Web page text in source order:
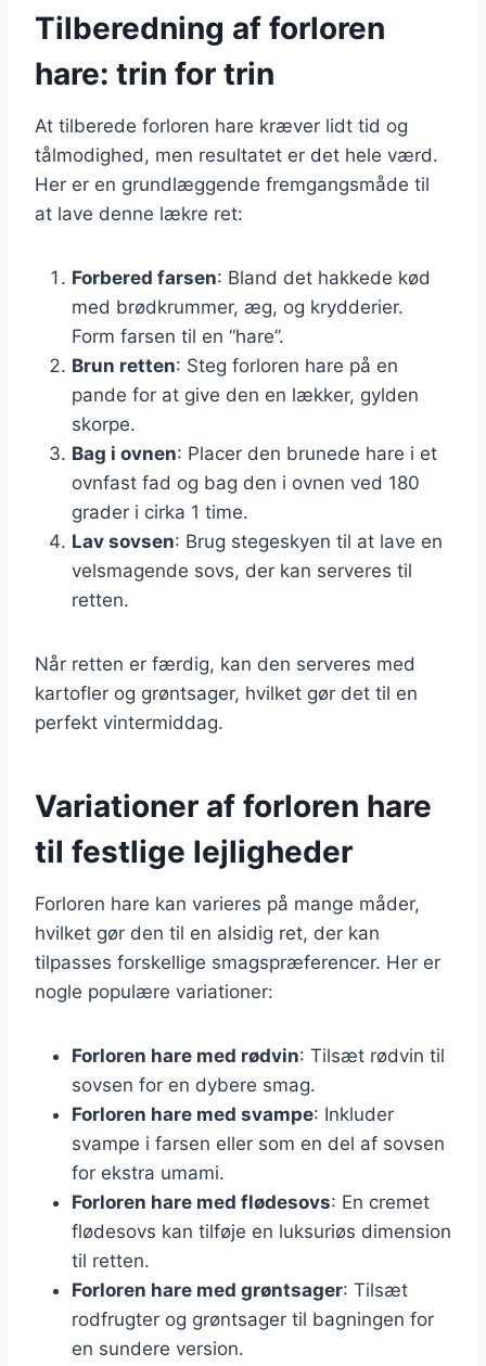
Tilberedning af forloren
hare: trin for trin
At tilberede forloren hare kræver lidt tid og
tålmodighed, men resultatet er det hele værd.
Her er en grundlæggende fremgangsmåde til
at lave denne lækre ret:
Forbered farsen: Bland det hakkede kød
med brødkrummer, æg, og krydderier.
Form farsen til en “hare”.
Brun retten: Steg forloren hare på en
pande for at give den en lækker, gylden
skorpe.
Bag i ovnen: Placer den brunede hare i et
ovnfast fad og bag den i ovnen ved 180
grader i cirka 1 time.
Lav sovsen: Brug stegeskyen til at lave en
velsmagende sovs, der kan serveres til
retten.
Når retten er færdig, kan den serveres med
kartofler og grøntsager, hvilket gør det til en
perfekt vintermiddag.
Variationer af forloren hare
til festlige lejligheder
Forloren hare kan varieres på mange måder,
hvilket gør den til en alsidig ret, der kan
tilpasses forskellige smagspræferencer. Her er
nogle populære variationer:
Forloren hare med rødvin: Tilsæt rødvin til
sovsen for en dybere smag.
Forloren hare med svampe: Inkluder
svampe i farsen eller som en del af sovsen
for ekstra umami.
Forloren hare med flødesovs: En cremet
flødesovs kan tilføje en luksuriøs dimension
til retten.
Forloren hare med grøntsager: Tilsæt
rodfrugter og grøntsager til bagningen for
en sundere version.